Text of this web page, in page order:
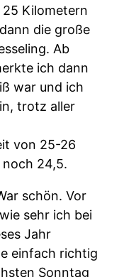
Kilometern
die große
Ab
ich dann
war und ich
trotz aller
von 25-26
noch 24,5.
schön. Vor
sehr ich bei
Jahr
einfach richtig
Sonntag